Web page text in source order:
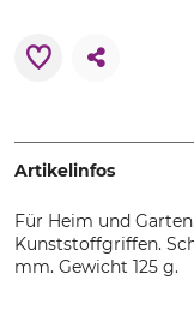
Artikelinfos
Für Heim und
Kunststoffgriffen.
mm. Gewicht 125 g.